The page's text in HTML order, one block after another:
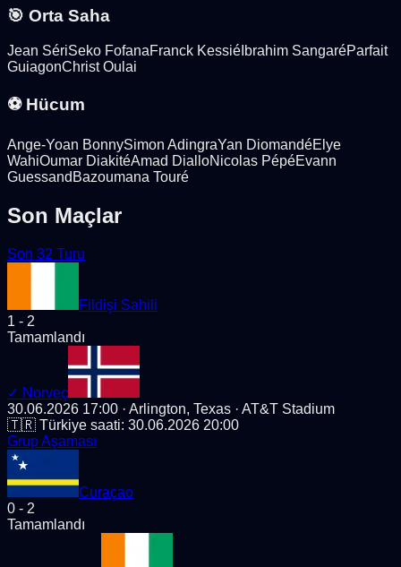
🎯 Orta Saha
Jean SériSeko FofanaFranck Kessié Ibrahim SangaréParfait
GuiagonChrist Oulai
⚽ Hücum
Ange-Yoan BonnySimon AdingraYan DiomandéElye
WahiOumar DiakitéAmad DialloNicolas PépéEvann
Guessand Bazoumana Touré
Son Maçlar
Son 32 Turu
Fildişi Sahili
1 - 2
Tamamlandı
✓ Norveç
30.06.2026 17:00 · Arlington, Texas · AT&T Stadium
🇹🇷 Türkiye saati: 30.06.2026 20:00
Grup Aşaması
Curaçao
0 - 2
Tamamlandı